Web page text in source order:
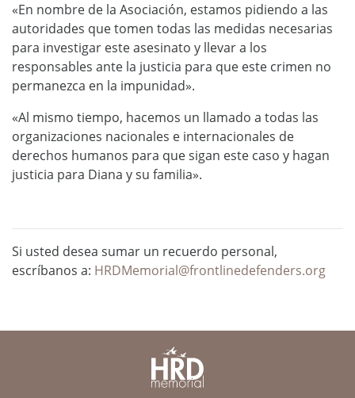
«En nombre de la Asociación, estamos pidiendo a las
autoridades que tomen todas las medidas necesarias
para investigar este asesinato y llevar a los
responsables ante la justicia para que este crimen no
permanezca en la impunidad».
«Al mismo tiempo, hacemos un llamado a todas las
organizaciones nacionales e internacionales de
derechos humanos para que sigan este caso y hagan
justicia para Diana y su familia».
Si usted desea sumar un recuerdo personal,
escríbanos a: HRDMemorial@frontlinedefenders.org